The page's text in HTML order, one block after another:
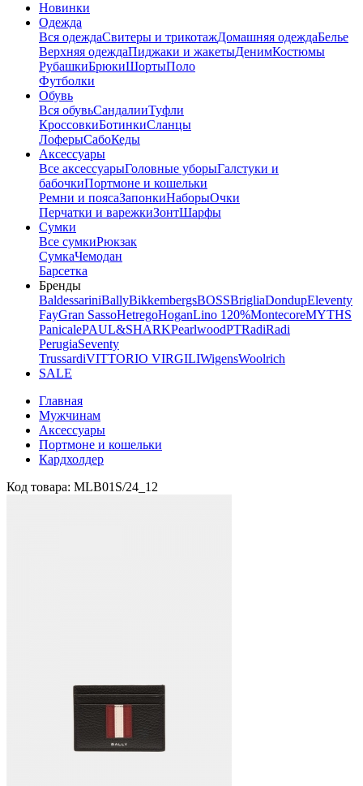
Новинки
Одежда
Вся одеждаСвитеры и трикотажДомашняя одеждаБелье
Верхняя одеждаПиджаки и жакетыДенимКостюмы
РубашкиБрюкиШортыПоло
Футболки
Обувь
Вся обувьСандалииТуфли
КроссовкиБотинкиСланцы
ЛоферыСабоКеды
Аксессуары
Все аксессуарыГоловные уборыГалстуки и
бабочкиПортмоне и кошельки
Ремни и поясаЗапонкиНаборыОчки
Перчатки и варежкиЗонтШарфы
Сумки
Все сумкиРюкзак
СумкаЧемодан
Барсетка
Бренды
BaldessariniBallyBikkembergsBOSSBrigliaDondupEleventy
FayGran SassoHetregoHoganLino 120%MontecoreMYTHS
PanicalePAUL&SHARKPearlwoodPTRadiRadi
PerugiaSeventy
TrussardiVITTORIO VIRGILIWigensWoolrich
SALE
Главная
Мужчинам
Аксессуары
Портмоне и кошельки
Кардхолдер
Код товара: MLB01S/24_12